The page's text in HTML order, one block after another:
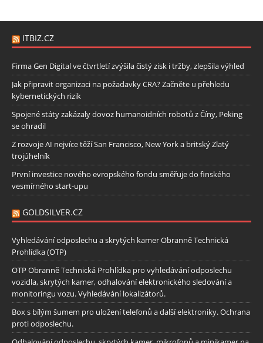
ITBIZ.CZ
Firma Gen Digital ve čtvrtletí zvýšila čistý zisk i tržby, zlepšila výhled
Jak připravit organizaci na požadavky CRA? Začněte u přehledu
kybernetických rizik
Spojené státy zakázaly dovoz humanoidních robotů z Číny, Peking
se ohradil
Z rozvoje AI nejvíce těží San Francisco, New York a britský Zlatý
trojúhelník
První investice nového evropského fondu směřuje do finského
vesmírného start-upu
GOLDSILVER.CZ
Vyhledávání odposlechu a skrytých kamer Obranně Technická
Prohlídka (OTP)
OTP Obranně Technická Prohlídka pro vyhledávání odposlechu
vozidla, skrytých kamer, odhalování elektronického sledování a
monitoringu vozu. Vyhledávání lokalizátorů.
Box s bílým šumem pro uložení telefonů a další elektroniky. Ochrana
proti odposlechu.